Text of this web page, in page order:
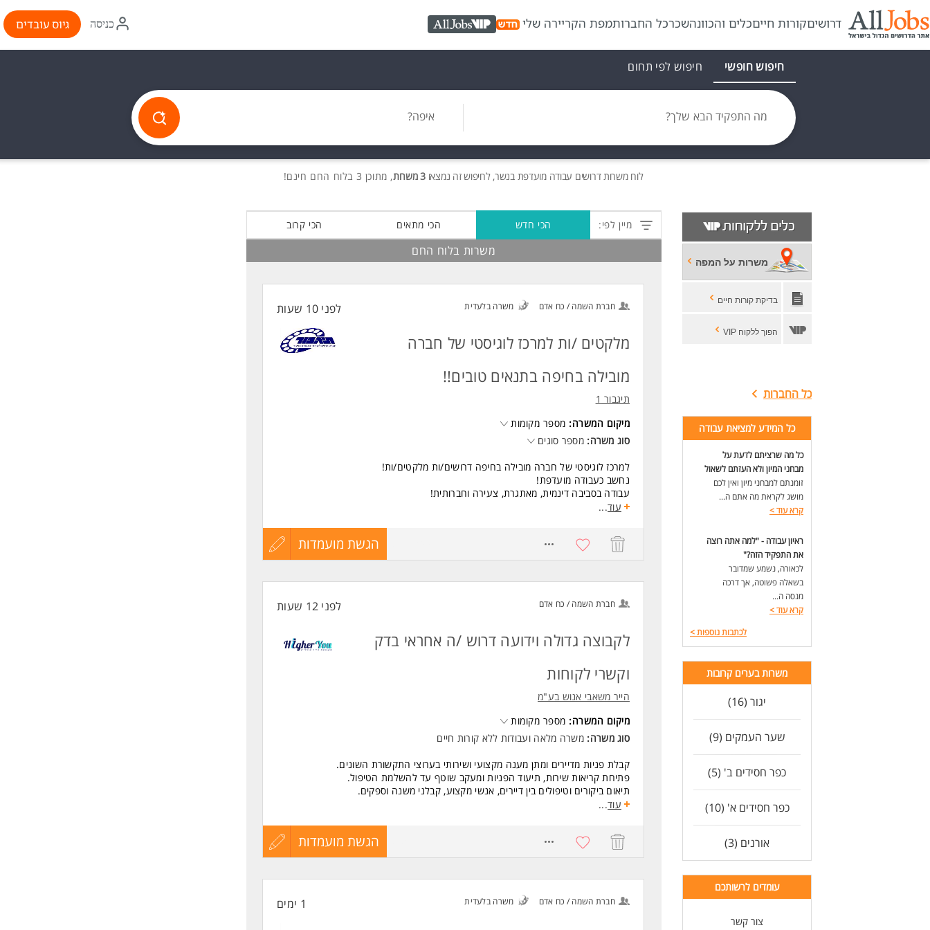
דרושיםקורות חייםכלים והכוונהשכרכל החברותמפת הקריירה שלי AllJobs VIP
איקון
התחברות
כניסה גיוס עובדים
חיפוש חופשי חיפוש לפי תחום
מה התפקיד הבא שלך? איפה?
לוח משרותדרושים עבודה מועדפת בנשר, לחיפוש זה נמצאו 3 משרות , מתוכן 3 בלוח החם חינם!
משרות על המפה
בדיקת קורות חיים
הפוך ללקוח VIP
כל החברות
כל המידע למציאת עבודה
כל מה שרציתם לדעת על
מבחני המיון ולא העזתם לשאול
זומנתם למבחני מיון ואין לכם
מושג לקראת מה אתם ה...
קרא עוד>
ראיון עבודה - "למה אתה רוצה
את התפקיד הזה?"
לכאורה, נשמע שמדובר
בשאלה פשוטה, אך דרכה
מנסה ה...
קרא עוד>
לכתבות נוספות>
משרות בערים קרובות
יגור (16)
שער העמקים (9)
כפר חסידים ב' (5)
כפר חסידים א' (10)
אורנים (3)
עומדים לרשותכם
צור קשר
מיין לפי: הכי חדש הכי מתאים הכי קרוב
משרות בלוח החם
חברת השמה / כח אדם משרה בלעדית לפני 10 שעות
מלקטים /ות למרכז לוגיסטי של חברה
מובילה בחיפה בתנאים טובים!!
תיגבור 1
מיקום המשרה: מספר מקומות
סוג משרה: מספר סוגים
למרכז לוגיסטי של חברה מובילה בחיפה דרושים/ות מלקטים/ות!
נחשב כעבודה מועדפת!
עבודה בסביבה דינמית, מאתגרת, צעירה וחברותית!
תנאים טובים למתאים/ה!
דרישות:
עוד...
הגשת מועמדות
עדכון
חברת השמה / כח אדם לפני 12 שעות
לקבוצה גדולה וידועה דרוש /ה אחראי בדק
וקשרי לקוחות
הייר משאבי אנוש בע"מ
מיקום המשרה: מספר מקומות
סוג משרה: משרה מלאה ועבודות ללא קורות חיים
קבלת פניות מדיירים ומתן מענה מקצועי ושירותי בערוצי התקשורת השונים.
פתיחת קריאות שירות, תיעוד הפניות ומעקב שוטף עד להשלמת הטיפול.
תיאום ביקורים וטיפולים בין דיירים, אנשי מקצוע, קבלני משנה וספקים.
מעקב ובקרה אחר עמידה בלוחות הזמנים וטיפול בחריגים.
הפקת דוחות, עדכון נתונים וביצוע בקרה על תהליכי הטיפול בפניות.
ביצוע משימות אדמיניסטרטיביות ומתן סיוע שוטף למנהל/ת המחלקה.
ניסיון בתפקיד אדמיניסטרטיבי / תפעולי / שירות לקוחות.
ידע בעבודה מול לקוחות בקרה ותפעול
יכולת עבודה בסביבה מרובת משימות וממשקים.
עוד...
הגשת מועמדות
עדכון
חברת השמה / כח אדם משרה בלעדית 1 ימים